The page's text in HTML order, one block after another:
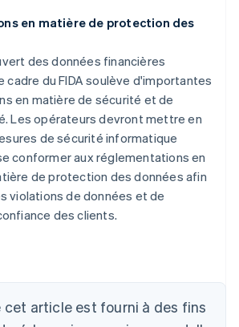
en matière de protection des
des données financières
cadre du FIDA soulève d'importantes
en matière de sécurité et de
Les opérateurs devront mettre en
de sécurité informatique
conformer aux réglementations en
de protection des données afin
violations de données et de
des clients.
cet article est fourni à des fins